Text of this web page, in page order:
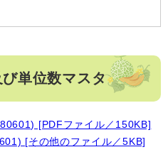
単位数マスタ
[PDFファイル／150KB]
[その他のファイル／5KB]